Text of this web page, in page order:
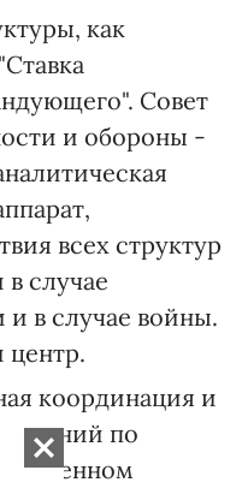
как
Совет
и обороны -
всех структур
случае
и в случае войны.
координация и
по